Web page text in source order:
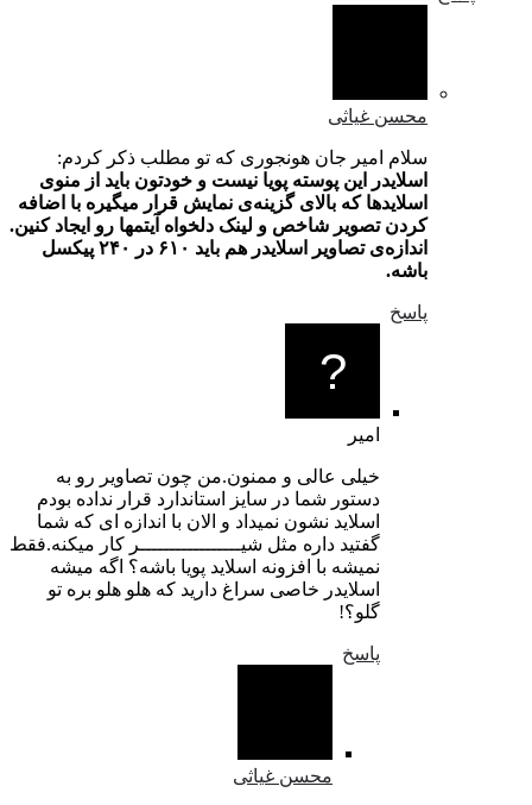
محسن غیاثی
سلام امیر جان هونجوری که تو مطلب ذکر کردم:
اسلایدر این پوسته پویا نیست و خودتون باید از منوی
اسلایدها که بالای گزینه‌ی نمایش قرار میگیره با اضافه
کردن تصویر شاخص و لینک دلخواه آیتمها رو ایجاد کنین.
اندازه‌ی تصاویر اسلایدر هم باید ۶۱۰ در ۲۴۰ پیکسل
باشه.
خیلی عالی و ممنون.من چون تصاویر رو به
دستور شما در سایز استاندارد قرار نداده بودم
اسلاید نشون نمیداد و الان با اندازه ای که شما
گفتید داره مثل شیـــــــــــــــــر کار میکنه.فقط
نمیشه با افزونه اسلاید پویا باشه؟ اگه میشه
اسلایدر خاصی سراغ دارید که هلو هلو بره تو
گلو؟!
محسن غیاثی